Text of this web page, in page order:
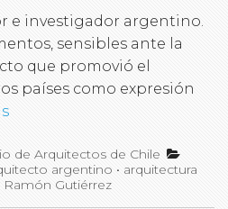
e investigador argentino.
sensibles ante la
que promovió el
países como expresión
de Arquitectos de Chile
argentino • arquitectura
Ramón Gutiérrez